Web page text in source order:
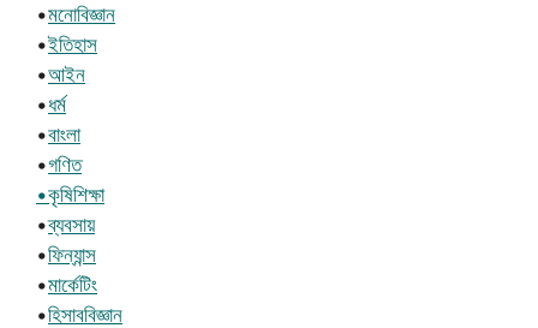
•মনোবিজ্ঞান
•ইতিহাস
•আইন
•ধর্ম
•বাংলা
•গণিত
•কৃষিশিক্ষা
•ব্যবসায়
•ফিন্যান্স
•মার্কেটিং
•হিসাববিজ্ঞান